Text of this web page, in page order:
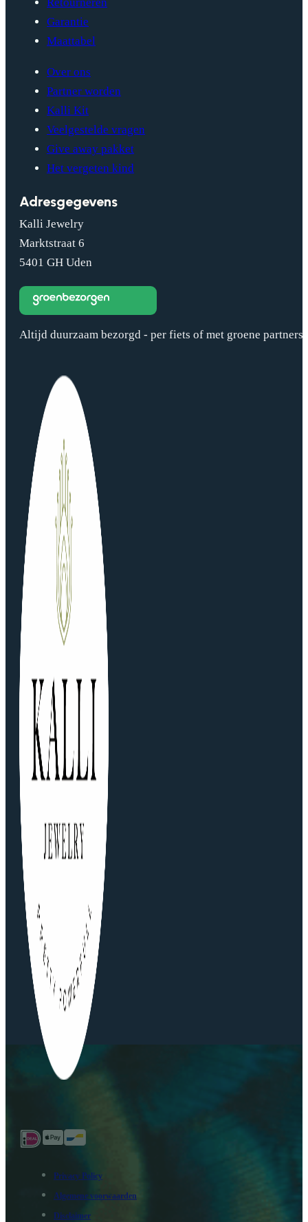
Retourneren
Garantie
Maattabel
Over ons
Partner worden
Kalli Kit
Veelgestelde vragen
Give away pakket
Het vergeten kind
Adresgegevens
Kalli Jewelry
Marktstraat 6
5401 GH Uden
Altijd duurzaam bezorgd - per fiets of met groene partners
Privacy Policy
Algemene voorwaarden
Disclaimer